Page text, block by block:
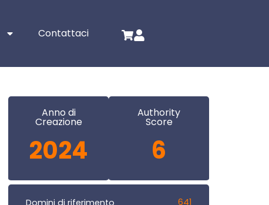
Contattaci
Anno di
Creazione
2024
Authority
Score
6
Domini di riferimento
641